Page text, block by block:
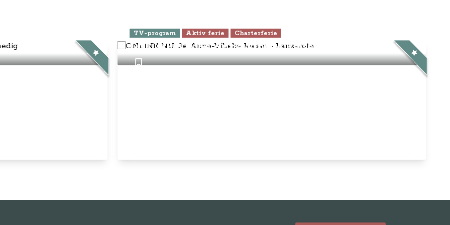
TV-program Aktiv ferie Charterferie
ONLINE NU: Se Anne-Vibeke Rejser - Lanzarote